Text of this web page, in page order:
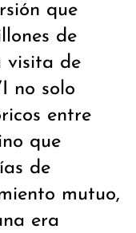
que
de
visita de
no solo
entre
que
de
mutuo,
era